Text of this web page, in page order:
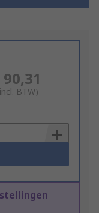
90,31
BTW)